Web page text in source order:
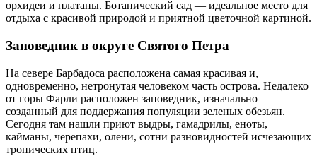
орхидеи и платаны. Ботанический сад — идеальное место для
отдыха с красивой природой и приятной цветочной картиной.
Заповедник в округе Святого Петра
На севере Барбадоса расположена самая красивая и,
одновременно, нетронутая человеком часть острова. Недалеко
от горы Фарли расположен заповедник, изначально
созданный для поддержания популяции зеленых обезьян.
Сегодня там нашли приют выдры, гамадрилы, еноты,
кайманы, черепахи, олени, сотни разновидностей исчезающих
тропических птиц.